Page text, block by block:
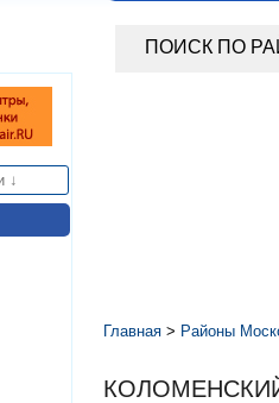
ПОИСК ПО
Главная > Районы